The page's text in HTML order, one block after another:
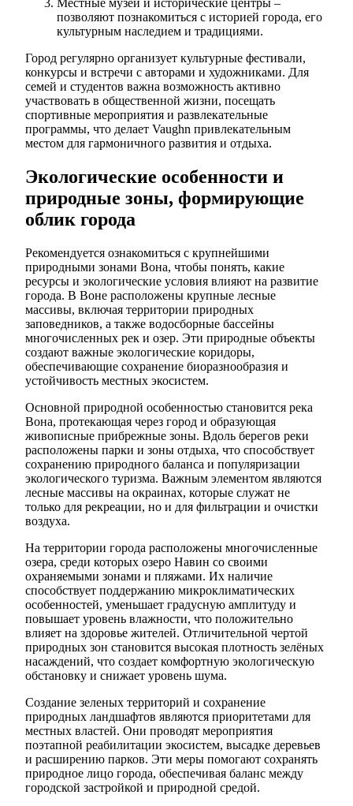
позволяют познакомиться с историей города, его
культурным наследием и традициями.
Город регулярно организует культурные фестивали,
конкурсы и встречи с авторами и художниками. Для
семей и студентов важна возможность активно
участвовать в общественной жизни, посещать
спортивные мероприятия и развлекательные
программы, что делает Vaughn привлекательным
местом для гармоничного развития и отдыха.
Экологические особенности и
природные зоны, формирующие
облик города
Рекомендуется ознакомиться с крупнейшими
природными зонами Вона, чтобы понять, какие
ресурсы и экологические условия влияют на развитие
города. В Воне расположены крупные лесные
массивы, включая территории природных
заповедников, а также водосборные бассейны
многочисленных рек и озер. Эти природные объекты
создают важные экологические коридоры,
обеспечивающие сохранение биоразнообразия и
устойчивость местных экосистем.
Основной природной особенностью становится река
Вона, протекающая через город и образующая
живописные прибрежные зоны. Вдоль берегов реки
расположены парки и зоны отдыха, что способствует
сохранению природного баланса и популяризации
экологического туризма. Важным элементом являются
лесные массивы на окраинах, которые служат не
только для рекреации, но и для фильтрации и очистки
воздуха.
На территории города расположены многочисленные
озера, среди которых озеро Навин со своими
охраняемыми зонами и пляжами. Их наличие
способствует поддержанию микроклиматических
особенностей, уменьшает градусную амплитуду и
повышает уровень влажности, что положительно
влияет на здоровье жителей. Отличительной чертой
природных зон становится высокая плотность зелёных
насаждений, что создает комфортную экологическую
обстановку и снижает уровень шума.
Создание зеленых территорий и сохранение
природных ландшафтов являются приоритетами для
местных властей. Они проводят мероприятия
поэтапной реабилитации экосистем, высадке деревьев
и расширению парков. Эти меры помогают сохранять
природное лицо города, обеспечивая баланс между
городской застройкой и природной средой.